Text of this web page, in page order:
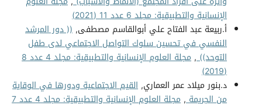
الإنسانية والتطبيقية: مجلد 6 عدد 11 (2021)
أ.ربيعة عبد الفتاح علي أبوالقاسم مصطفى, (( دور المرشد
النفسي في تحسين سلوك التواصل الاجتماعي لدى طفل
التوحد)),
مجلة العلوم الإنسانية والتطبيقية: مجلد 4 عدد 8
(2019)
د.بنور ميلاد عمر العماري, القيم الاجتماعية ودورها في الوقاية
من الجريمة,
مجلة العلوم الإنسانية والتطبيقية: مجلد 4 عدد 7